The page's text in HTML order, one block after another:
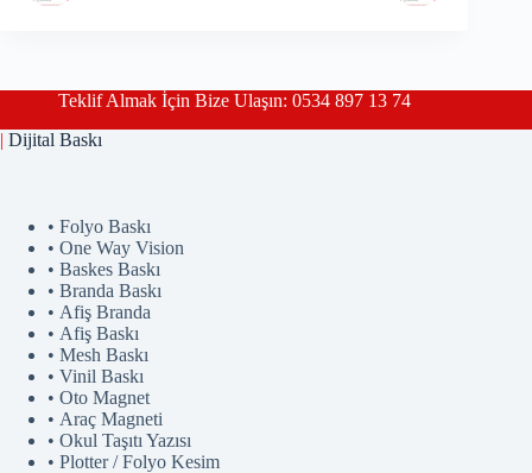
Teklif Almak İçin Bize Ulaşın: 0534 897 13 74
| Dijital Baskı
• Folyo Baskı
• One Way Vision
• Baskes Baskı
• Branda Baskı
• Afiş Branda
• Afiş Baskı
• Mesh Baskı
• Vinil Baskı
• Oto Magnet
• Araç Magneti
• Okul Taşıtı Yazısı
• Plotter / Folyo Kesim